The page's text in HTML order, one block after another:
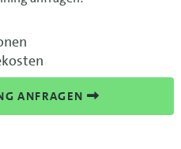
ANFRAGEN